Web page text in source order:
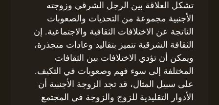
تشكل العلاقة بين الرجل الشرقي وزوجته
الأجنبية مجموعة من التحديات والصعوبات
الناتجة عن الاختلافات الثقافية والاجتماعية. إن
الثقافة الشرقية تتميز بتقاليد وعادات متجذرة،
ويمكن أن تؤدي الاختلافات بين الثقافات
المختلفة إلى سوء فهم وصعوبات في التكيف.
على سبيل المثال، قد تجد الزوجة الأجنبية أن
الأدوار التقليدية للزوج والزوجة في المجتمع